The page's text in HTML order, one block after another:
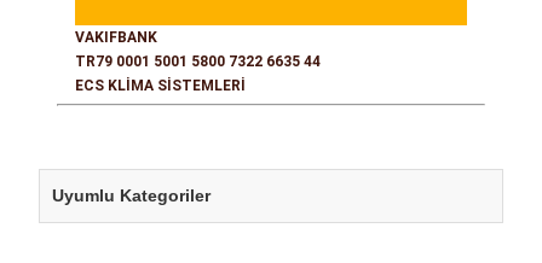
VAKIFBANK
TR79 0001 5001 5800 7322 6635 44
ECS KLİMA SİSTEMLERİ
Uyumlu Kategoriler